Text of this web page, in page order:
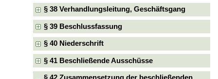
§ 38 Verhandlungsleitung, Geschäftsgang
§ 39 Beschlussfassung
§ 40 Niederschrift
§ 41 Beschließende Ausschüsse